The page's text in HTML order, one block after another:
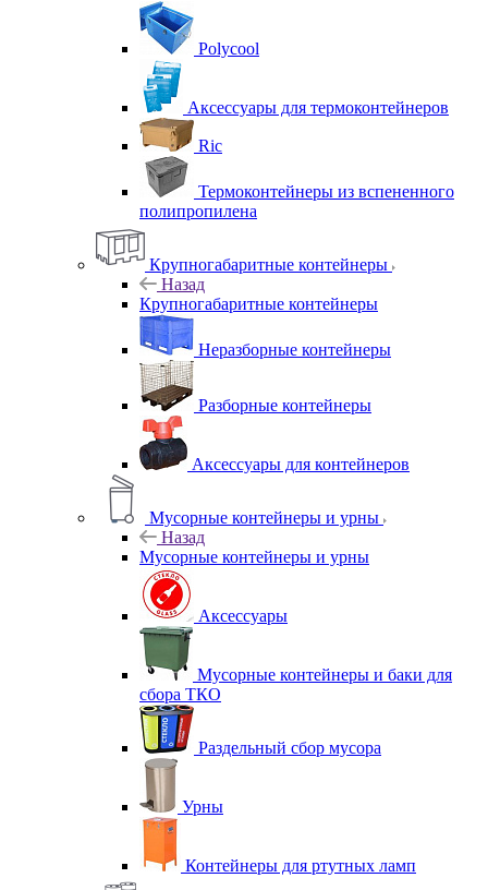
Polycool
Аксессуары для термоконтейнеров
Ric
Термоконтейнеры из вспененного
полипропилена
Крупногабаритные контейнеры
Назад
Крупногабаритные контейнеры
Неразборные контейнеры
Разборные контейнеры
Аксессуары для контейнеров
Мусорные контейнеры и урны
Назад
Мусорные контейнеры и урны
Аксессуары
Мусорные контейнеры и баки для
сбора ТКО
Раздельный сбор мусора
Урны
Контейнеры для ртутных ламп